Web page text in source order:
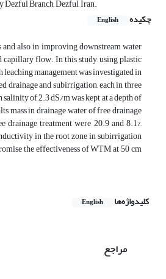
Branch, Dezful, Iran.
چکیده
English
also in improving downstream water
capillary flow. In this study, using plastic
management was investigated in
and subirrigation, each in three
of 2.3 dS/m was kept at a depth of
mass in drainage water of free drainage
drainage treatment were 20.9 and 8.1%,
in the root zone in subirrigation
the effectiveness of WTM at 50 cm
کلیدواژه‌ها English
مراجع